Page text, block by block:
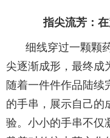
指尖流芳：
细线穿过一颗颗
尖逐渐成形，最终成
随着一件件作品陆续
的手串，展示自己的
验。小小的手串不仅